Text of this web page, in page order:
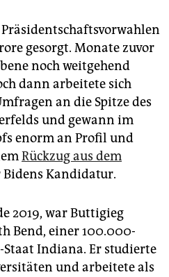
gesorgt. Monate zuvor
noch weitgehend
dann arbeitete sich
an die Spitze des
und gewann im
enorm an Profil und
Rückzug aus dem
Kandidatur.
2019, war Buttigieg
Bend, einer 100.000-
Indiana. Er studierte
und arbeitete als